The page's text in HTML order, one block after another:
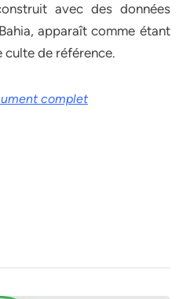
avec des données
apparaît comme étant
culte de référence.
complet